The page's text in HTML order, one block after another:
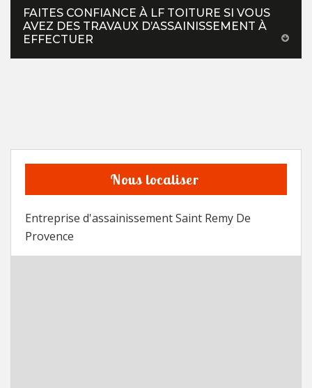
FAITES CONFIANCE À LF TOITURE SI VOUS
AVEZ DES TRAVAUX D’ASSAINISSEMENT À
EFFECTUER
Nous localiser
Entreprise d'assainissement Saint Remy De
Provence